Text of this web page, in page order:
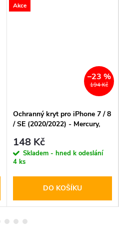
Akce
194 Kč
–23 %
Ochranný kryt pro iPhone 7 / 8
/ SE (2020/2022) - Mercury,
148 Kč
Skladem - hned k odeslání
4 ks
DO KOŠÍKU